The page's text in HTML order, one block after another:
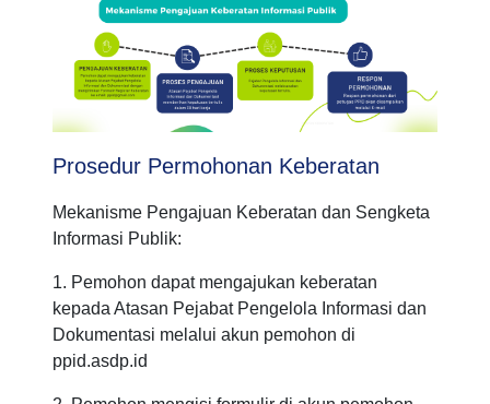
Prosedur Permohonan Keberatan
Mekanisme Pengajuan Keberatan dan Sengketa
Informasi Publik:
1. Pemohon dapat mengajukan keberatan
kepada Atasan Pejabat Pengelola Informasi dan
Dokumentasi melalui akun pemohon di
ppid.asdp.id